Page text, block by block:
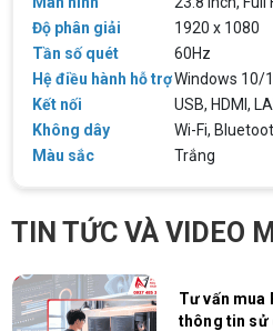
Độ phân giải
1920 x 1080
Tần số quét
60Hz
Hệ điều hành hỗ trợWindows 10/
Kết nối
USB, HDMI,
Không dây
Wi-Fi,
Màu sắc
Trắng
TIN TỨC VÀ VIDEO
vòng 10 phút
Cách chọn
từ 2D, dựng
bền 4 năm đại
Nguyễn Thắng.
SketchUp
Tìm hiểu ngay
Revit
Tư vấn mua
thông tin sử